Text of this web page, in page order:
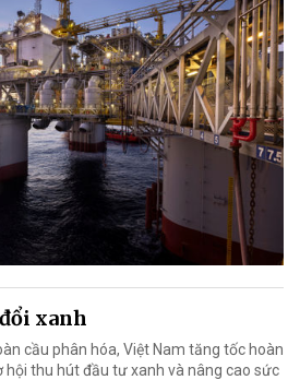
xanh
cầu phân hóa, Việt Nam tăng tốc hoàn
hội thu hút đầu tư xanh và nâng cao sức